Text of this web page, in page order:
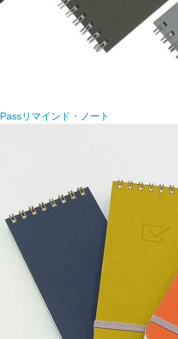
Passリマインド・ノート